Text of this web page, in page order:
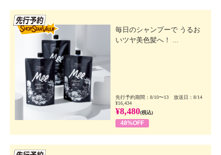
毎日のシャンプーで うるお
いツヤ美色髪へ！ ...
先行予約期間：8/10〜13 放送日：8/14
¥16,434
¥8,480(税込)
48%OFF